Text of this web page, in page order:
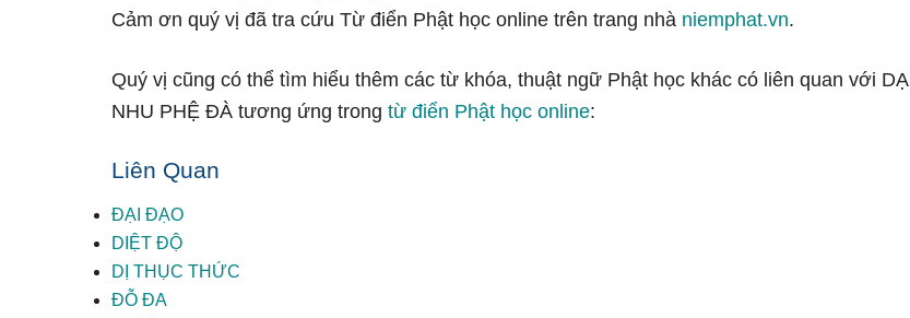
Cảm ơn quý vị đã tra cứu Từ điển Phật học online trên trang nhà niemphat.vn.
Quý vị cũng có thể tìm hiểu thêm các từ khóa, thuật ngữ Phật học khác có liên quan với DẠ
NHU PHỆ ĐÀ tương ứng trong từ điển Phật học online:
Liên Quan
ĐẠI ĐẠO
DIỆT ĐỘ
DỊ THỤC THỨC
ĐỖ ĐA